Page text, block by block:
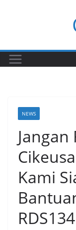
NEWS
Jangan
Kami
RDS134